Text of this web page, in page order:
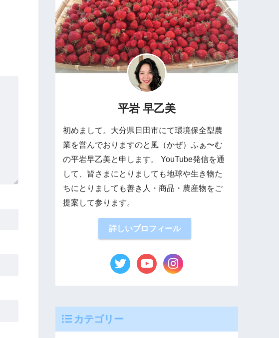
平岩 早乙美
初めまして。大分県日田市にて環境保全型農
業を営んでおりますのと風（かぜ）ふぁ〜む
の平岩早乙美と申します。 YouTube発信を通
して、皆さまにとりましても地球や生き物た
ちにとりましても善き人・商品・農産物をご
提案して参ります。
詳しいプロフィール
カテゴリー